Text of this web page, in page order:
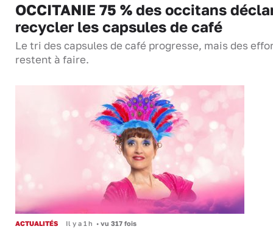
OCCITANIE 75 % des occitans
recycler les capsules de café
Le tri des capsules de café progresse, mais des
restent à faire.
ACTUALITÉS Il y a 1 h • vu 317 fois